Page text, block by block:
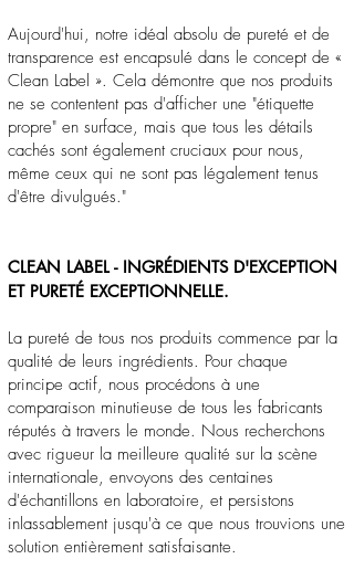
Aujourd'hui, notre idéal absolu de pureté et de
transparence est encapsulé dans le concept de «
Clean Label ». Cela démontre que nos produits
ne se contentent pas d'afficher une "étiquette
propre" en surface, mais que tous les détails
cachés sont également cruciaux pour nous,
même ceux qui ne sont pas légalement tenus
d'être divulgués."
CLEAN LABEL - INGRÉDIENTS D'EXCEPTION
ET PURETÉ EXCEPTIONNELLE.
La pureté de tous nos produits commence par la
qualité de leurs ingrédients. Pour chaque
principe actif, nous procédons à une
comparaison minutieuse de tous les fabricants
réputés à travers le monde. Nous recherchons
avec rigueur la meilleure qualité sur la scène
internationale, envoyons des centaines
d'échantillons en laboratoire, et persistons
inlassablement jusqu'à ce que nous trouvions une
solution entièrement satisfaisante.